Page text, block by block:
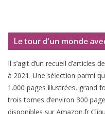
Le tour d’un monde
Il s’agit d’un recueil d’ar­ticles
à 2021 . Une sélec­tion par­mi
1 .000 pages illus­trées, grand
trois tomes d’environ 300
dis­po­nibles sur Amazon​.fr